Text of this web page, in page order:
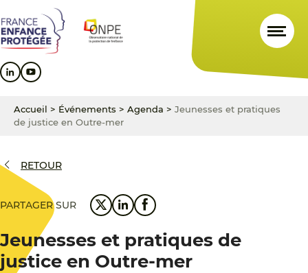
au
contenu
principal
au
menu
principal
au
pied
de
Accueil > Événements > Agenda > Jeunesses et pratiques
de justice en Outre-mer
RETOUR
PARTAGER SUR
Jeunesses et pratiques de
justice en Outre-mer